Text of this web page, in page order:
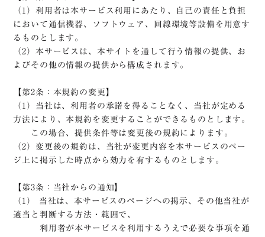
リフォーム・
リノベーション
スタッフ
企業情報
ニュース
利用規約
高翔企業サイト
（1）利用者は本サービス利用にあたり、自己の責任と負担
において通信機器、ソフトウェア、回線環境等設備を用意す
るものとします。
（2）本サービスは、本サイトを通して行う情報の提供、お
よびその他の情報の提供から構成されます。
【第2条：本規約の変更】
（1）当社は、利用者の承諾を得ることなく、当社が定める
方法により、本規約を変更することができるものとします。
この場合、提供条件等は変更後の規約によります。
（2）変更後の規約は、当社が変更内容を本サービスのペー
ジ上に掲示した時点から効力を有するものとします。
【第3条：当社からの通知】
（1） 当社は、本サービスのページへの掲示、その他当社が
適当と判断する方法・範囲で、
利用者が本サービスを利用するうえで必要な事項を通